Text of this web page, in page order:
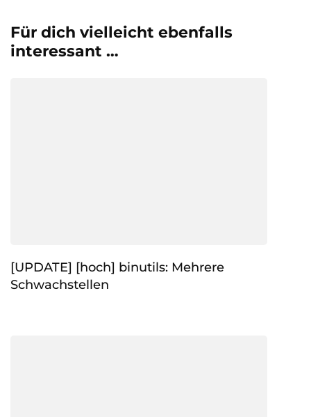
Für dich vielleicht ebenfalls
interessant …
[UPDATE] [hoch] binutils: Mehrere
Schwachstellen